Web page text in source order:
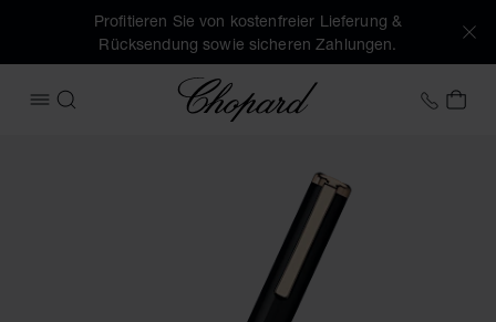
Profitieren Sie von kostenfreier Lieferung &
Rücksendung sowie sicheren Zahlungen.
MENÜ ÖFFNEN
SUCHEN
Chopard +49